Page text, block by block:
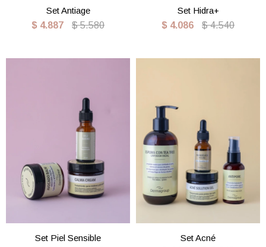
Set Antiage
$ 4.887 $ 5.580
Set Hidra+
$ 4.086 $ 4.540
Set Piel Sensible
Set Acné